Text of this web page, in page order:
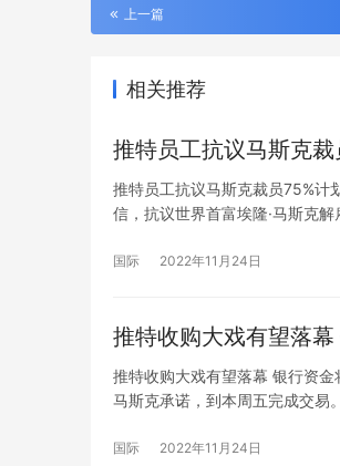
上一篇
相关推荐
推特员工抗议马斯克
推特员工抗议马斯克裁员75%计
信，抗议世界首富埃隆·马斯克
国际 2022年11月24日
推特收购大戏有望落
推特收购大戏有望落幕 银行资
马斯克承诺，到本周五完成交易
特…
国际 2022年11月24日